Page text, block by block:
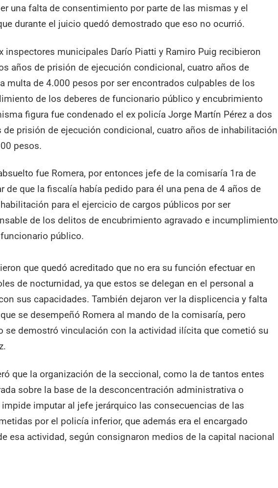
una falta de consentimiento por parte de las mismas y el
durante el juicio quedó demostrado que eso no ocurrió.
inspectores municipales Darío Piatti y Ramiro Puig recibieron
años de prisión de ejecución condicional, cuatro años de
multa de 4.000 pesos por ser encontrados culpables de los
de los deberes de funcionario público y encubrimiento
figura fue condenado el ex policía Jorge Martín Pérez a dos
de prisión de ejecución condicional, cuatro años de inhabilitación
pesos.
fue Romera, por entonces jefe de la comisaría 1ra de
de que la fiscalía había pedido para él una pena de 4 años de
para el ejercicio de cargos públicos por ser
de los delitos de encubrimiento agravado e incumplimiento
público.
que quedó acreditado que no era su función efectuar en
de nocturnidad, ya que estos se delegan en el personal a
sus capacidades. También dejaron ver la displicencia y falta
se desempeñó Romera al mando de la comisaría, pero
se demostró vinculación con la actividad ilícita que cometió su
que la organización de la seccional, como la de tantos entes
sobre la base de la desconcentración administrativa o
imputar al jefe jerárquico las consecuencias de las
por el policía inferior, que además era el encargado
esa actividad, según consignaron medios de la capital nacional